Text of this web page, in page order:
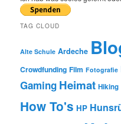
c
h
TAG CLOUD
Alte Schule Ardeche
Crowdfunding Film Fotografie
Gaming Heimat Hiking
How To's HP